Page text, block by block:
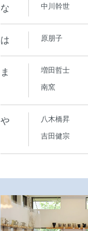
な 中川幹世
は 原朋子
ま 増田哲士
南窯
や 八木橋昇
吉田健宗